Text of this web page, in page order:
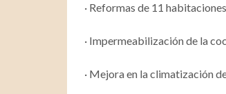
· Reformas de 11
· Impermeabilización de la
· Mejora en la climatización